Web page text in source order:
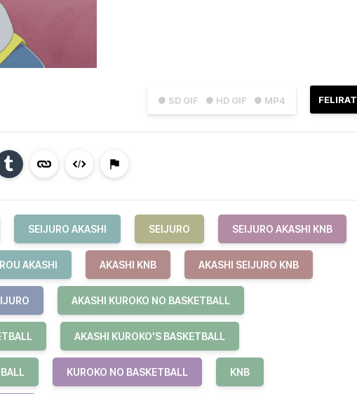
● SD GIF ● HD GIF ● MP4 FELIRAT
SEIJURO AKASHI SEIJURO SEIJURO AKASHI KNB
AKASHI AKASHI KNB AKASHI SEIJURO KNB
AKASHI KUROKO NO BASKETBALL
AKASHI KUROKO'S BASKETBALL
KUROKO NO BASKETBALL KNB